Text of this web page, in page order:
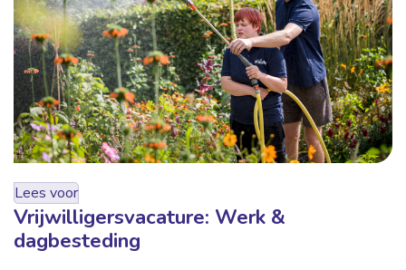
Lees voor
Vrijwilligersvacature: Werk &
dagbesteding